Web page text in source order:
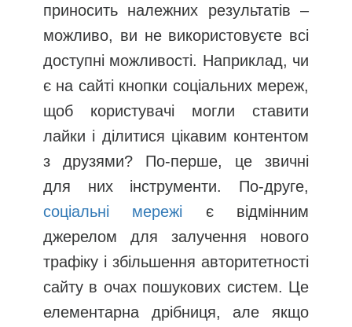
приносить належних результатів –
можливо, ви не використовуєте всі
доступні можливості. Наприклад, чи
є на сайті кнопки соціальних мереж,
щоб користувачі могли ставити
лайки і ділитися цікавим контентом
з друзями? По-перше, це звичні
для них інструменти. По-друге,
соціальні мережі є відмінним
джерелом для залучення нового
трафіку і збільшення авторитетності
сайту в очах пошукових систем. Це
елементарна дрібниця, але якщо